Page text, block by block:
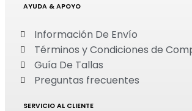
AYUDA & APOYO
Información De Envío
Términos y Condiciones de
Guía De Tallas
Preguntas frecuentes
SERVICIO AL CLIENTE